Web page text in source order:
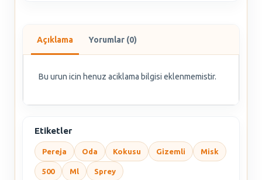
Açıklama Yorumlar (0)
Bu urun icin henuz aciklama bilgisi eklenmemistir.
Etiketler
Pereja Oda Kokusu Gizemli Misk
500 Ml Sprey